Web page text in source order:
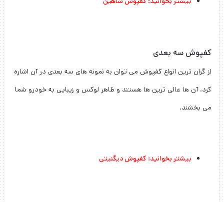
کفپوش سه بعدی
از گران ترین انواع کفپوش می توان به نمونه های سه بعدی در آن اشاره
کرد. آن ها عالی ترین ها هستند و ظاهر لوکس و زیبایی به خودرو شما
می بخشند.
بیشتر بخوانید: کفپوش دیگنیتی